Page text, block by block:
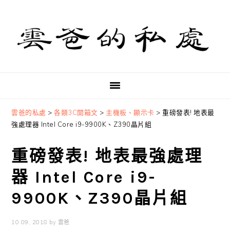
primary
navigation
content
primary
sidebar
雲爸的私處 >各類3C開箱文 > 主機板、顯示卡 >重磅發表! 地表最
強處理器 Intel Core i9-9900K、Z390晶片組
重磅發表! 地表最強處理
器 Intel Core i9-
9900K、Z390晶片組
10 09, 2018 by 雲爸